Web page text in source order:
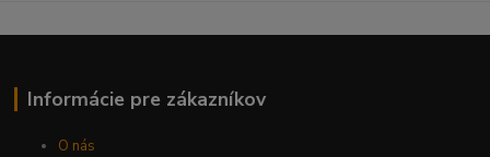
Informácie pre zákazníkov
O nás